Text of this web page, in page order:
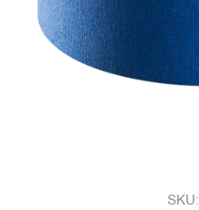
SKU: